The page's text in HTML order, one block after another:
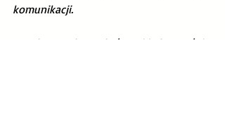
komunikacji.
Aspektem talentu, który mi jednocześnie